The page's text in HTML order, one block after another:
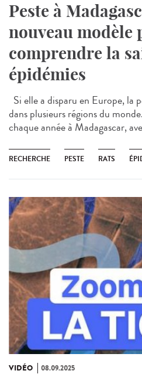
Peste à
nouveau modèle
comprendre la
épidémies
Si elle a disparu en Europe, la
dans plusieurs régions du
chaque année à Madagascar,
RECHERCHE PESTE RATS
VIDÉO 08.09.2025